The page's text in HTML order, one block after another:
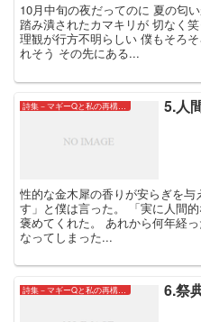
10月中旬の夜だってのに 夏の匂
踏み潰されたカマキリが 切なく
理観が行方不明らしい 僕もそろ
れそう その先にある...
詩集－マギーQと私の再構築についてー 5.人
性的な金木犀の香りが安らぎを
す」と僕は言った。 「実に人間
褒めてくれた。 あれから何年経
なってしまった...
詩集－マギーQと私の再構築についてー 6.祭